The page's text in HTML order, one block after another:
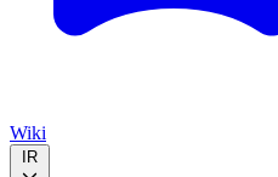
Wiki
IR